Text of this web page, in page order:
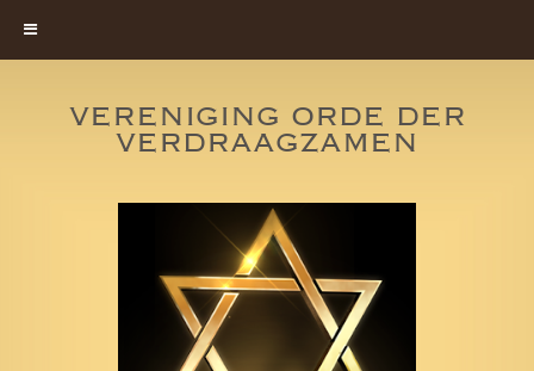
VERENIGING ORDE DER
VERDRAAGZAMEN